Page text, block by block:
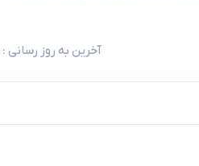
آخرین به روز رسانی :